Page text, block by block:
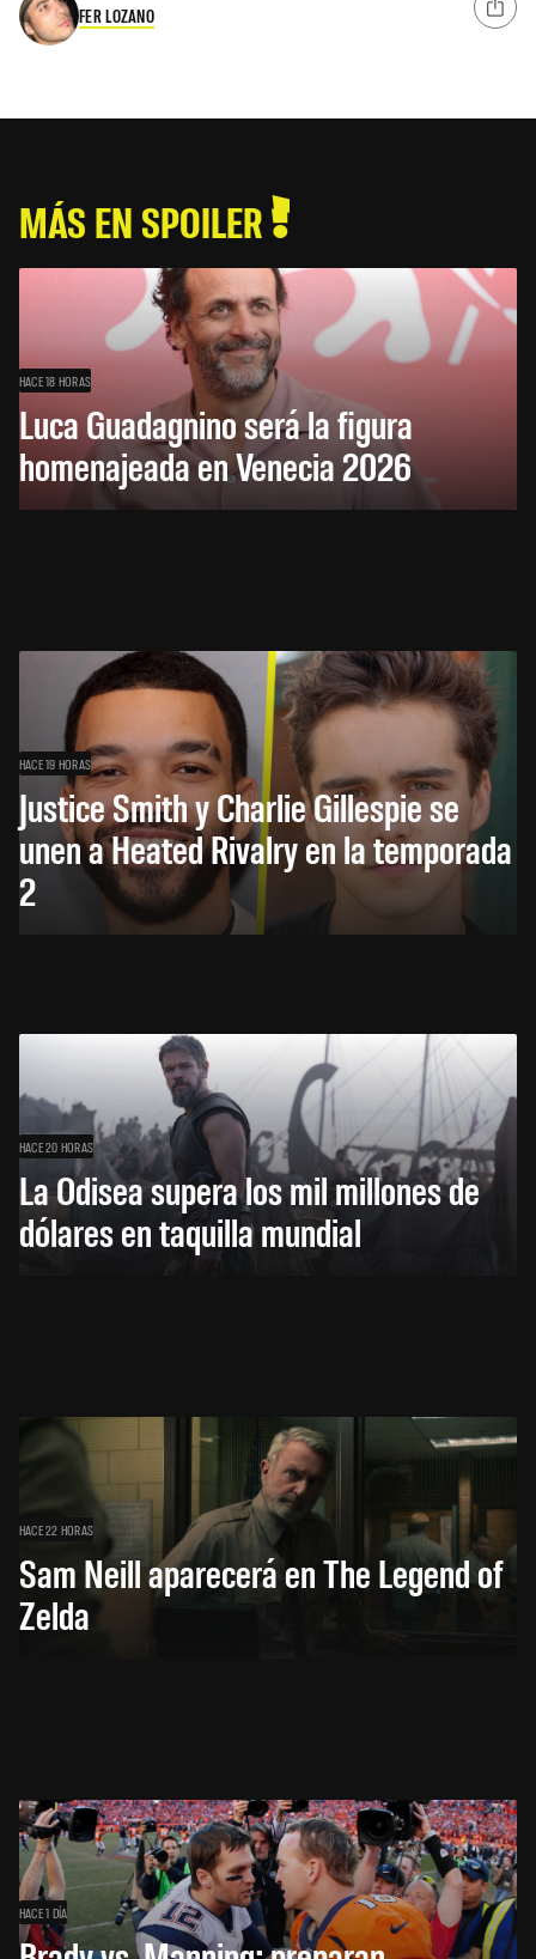
FER LOZANO
MÁS EN SPOILER
HACE 18 HORAS
Luca Guadagnino será la figura
homenajeada en Venecia 2026
HACE 19 HORAS
Justice Smith y Charlie Gillespie se
unen a Heated Rivalry en la temporada
2
HACE 20 HORAS
La Odisea supera los mil millones de
dólares en taquilla mundial
HACE 22 HORAS
Sam Neill aparecerá en The Legend of
Zelda
HACE 1 DÍA